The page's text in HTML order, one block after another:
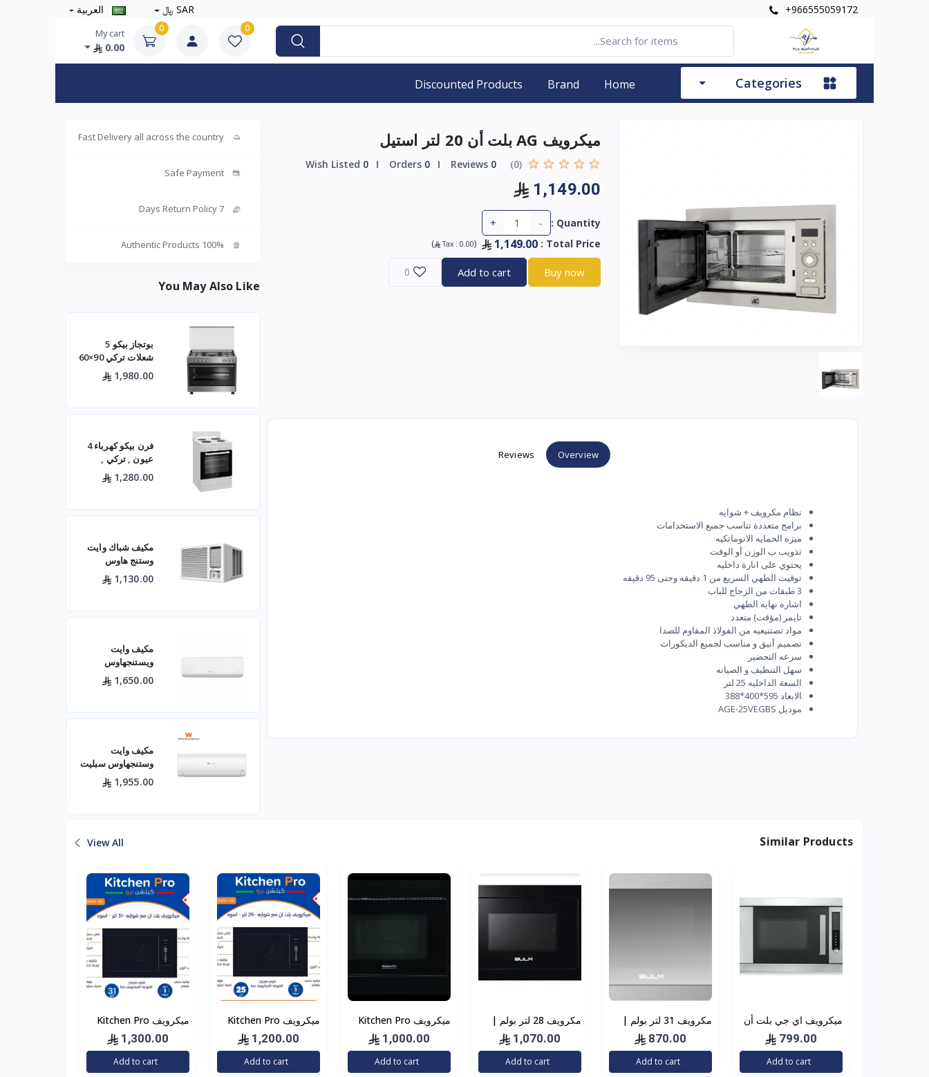
+966555059172 SAR ﷼ العربية
0
0
My cart
0.00
Categories
Home
Brand
Discounted Products
ميكرويف AG بلت أن 20 لتر استيل
(0)
0
0
0
1,149.00
Quantity :
-
+
Total Price
:
1,149.00
(
Tax : 0.00
)
Buy now
Add to cart
0
Overview
Reviews
نظام مكرويف + شوايه
برامج متعددة تناسب جميع الاستخدامات
ميزة الحمايه الاتوماتكيه
تذويب ب الوزن أو الوقت
يحتوي على انارة داخليه
توقيت الطهي السريع من 1 دقيقه وحتى 95 دقيقه
3 طبقات من الزجاج للباب
اشاره نهايه الطهي
تايمر (مؤقت) متعدد
مواد تصتنيعيه من الفولاذ المقاوم للصدا
تصميم أنيق و مناسب لجميع الديكورات
سرعه التحضير
سهل التنظيف و الصيانه
السعة الداخليه 25 لتر
الابعاد 595*400*388
موديل AGE-25VEGBS
Fast Delivery all across the country
Safe Payment
7 Days Return Policy
100% Authentic Products
You May Also Like
بوتجاز بيكو 5
شعلات تركي 90×60
ستيل مع مروحتين –
GG15120FXNS
1,980.00
فرن بيكو كهرباء 4
عيون , تركي ,
60×60 باب زجاجي
– أبيض- FBS 66000
1,280.00
مكيف شباك وايت
وستنج هاوس
(الجديد)
WWA20K22R
1,130.00
مكيف وايت
ويستنجهاوس
بارد
1,650.00
مكيف وايت
وستنجهاوس سبليت
24 بارد — 21400
وحدة موديل
لتبريد فعال للم
1,955.00
Similar Products
View All
ميكرويف اي جي بلت أن
30 لتر استيل بشاشة
معلومات
799.00
Add to cart
مكرويف 31 لتر بولم |
BULM بلت أن استيل
بشاشة معلومات
870.00
Add to cart
مكرويف 28 لتر بولم |
BULM بلت أن اسود
زجاج ملكي بشاشة
معلومات
1,070.00
Add to cart
ميكرويف Kitchen Pro
لتر وشواية -اسود – 6
قوائم للطهي - 3 وظائف -
1,000.00
Add to cart
ميكرويف Kitchen Pro
كيتشن برو – 25 لتر بلت
ان وشواية - اسود – 5
مستويات للحرارة
1,200.00
Add to cart
ميكرويف Kitchen Pro
كيتشن برو – 31 لتر بلت
ان وشواية - اسود – 5
مستويات للحرارة
1,300.00
Add to cart